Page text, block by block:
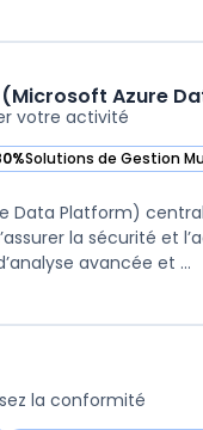
Azure
votre activité
Data Platform) dans
Solutions de Gestion
voir Microsoft Intelligent
Data Platform) dans
Platform)
la sécurité et
Cette plateforme réunit bases de données, outils d’analyse avancée et ...
la conformité